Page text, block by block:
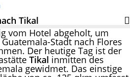
Tikal
vom Hotel abgeholt, um
Stadt nach Flores
Der heutige Tag ist der
Tikal inmitten des
gewidmet. Das einstige